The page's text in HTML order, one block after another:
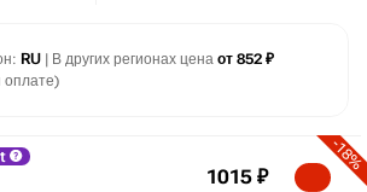
RU | В других регионах цена от 852 ₽
оплате)
-18%
1015 ₽